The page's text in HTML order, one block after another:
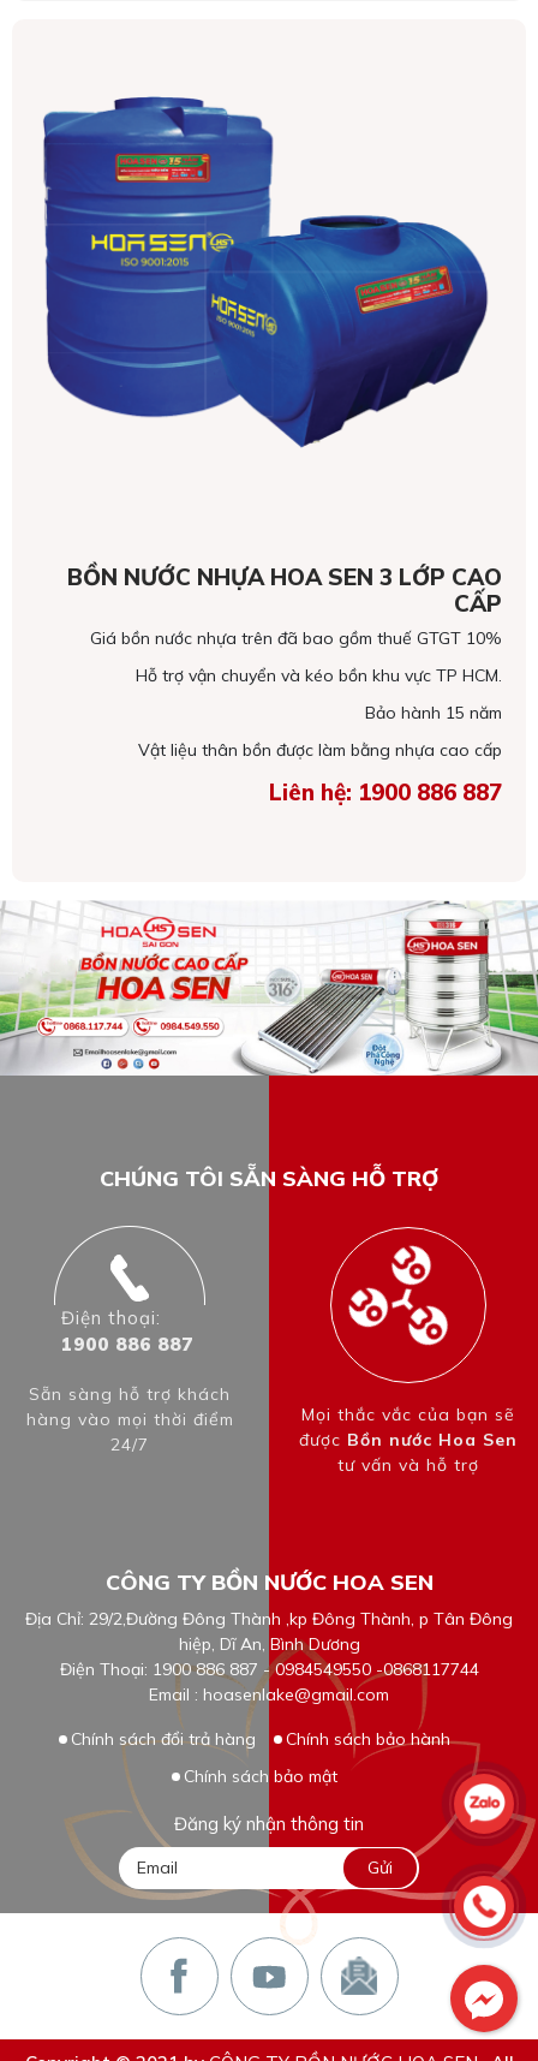
BỒN NƯỚC NHỰA HOA SEN 3 LỚP CAO
CẤP
Giá bồn nước nhựa trên đã bao gồm thuế GTGT 10%
Hỗ trợ vận chuyển và kéo bồn khu vực TP HCM.
Bảo hành 15 năm
Vật liệu thân bồn được làm bằng nhựa cao cấp
Liên hệ: 1900 886 887
CHÚNG TÔI SẴN SÀNG HỖ TRỢ
Điện thoại:
1900 886 887
Sẵn sàng hỗ trợ khách
hàng vào mọi thời điểm
24/7
Mọi thắc vắc của bạn sẽ
được Bồn nước Hoa Sen
tư vấn và hỗ trợ
CÔNG TY BỒN NƯỚC HOA SEN
Địa Chỉ: 29/2,Đường Đông Thành ,kp Đông Thành, p Tân Đông
hiệp, Dĩ An, Bình Dương
Điện Thoại: 1900 886 887 - 0984549550 -0868117744
Email : hoasenlake@gmail.com
Chính sách đổi trả hàng
Chính sách bảo hành
Chính sách bảo mật
Đăng ký nhận thông tin